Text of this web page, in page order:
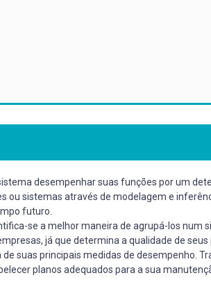
desempenhar suas funções por um
ou sistemas através de modelagem e
futuro.
se a melhor maneira de agrupá-los num
já que determina a qualidade de
suas principais medidas de desempenho.
planos adequados para a sua